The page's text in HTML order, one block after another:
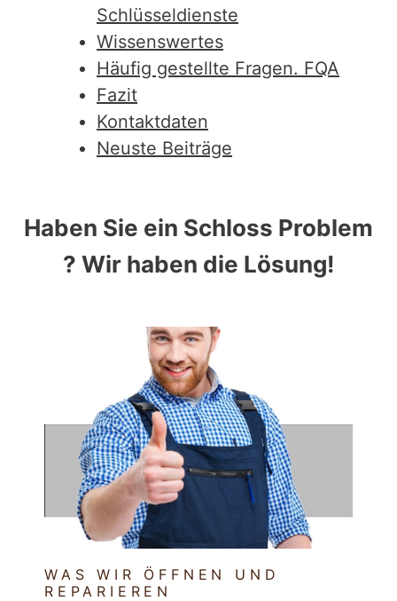
Schlüsseldienste
Wissenswertes
Häufig gestellte Fragen. FQA
Fazit
Kontaktdaten
Neuste Beiträge
Haben Sie ein Schloss Problem
? Wir haben die Lösung!
WAS WIR ÖFFNEN UND
REPARIEREN